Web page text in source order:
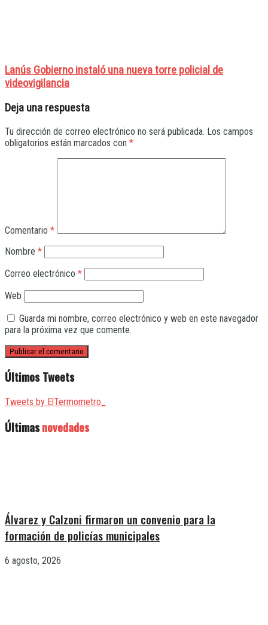
Lanús Gobierno instaló una nueva torre policial de
videovigilancia
Deja una respuesta
Tu dirección de correo electrónico no será publicada. Los campos
obligatorios están marcados con *
Comentario *
Nombre *
Correo electrónico *
Web
Guarda mi nombre, correo electrónico y web en este navegador
para la próxima vez que comente.
Últimos Tweets
Tweets by ElTermometro_
Últimasnovedades
Álvarez y Calzoni firmaron un convenio para la
formación de policías municipales
6 agosto, 2026